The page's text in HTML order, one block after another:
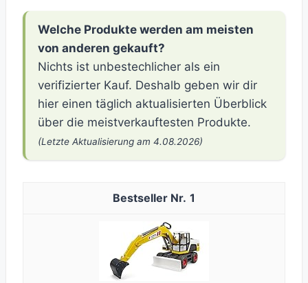
Welche Produkte werden am meisten
von anderen gekauft?
Nichts ist unbestechlicher als ein
verifizierter Kauf. Deshalb geben wir dir
hier einen täglich aktualisierten Überblick
über die meistverkauftesten Produkte.
(Letzte Aktualisierung am 4.08.2026)
1